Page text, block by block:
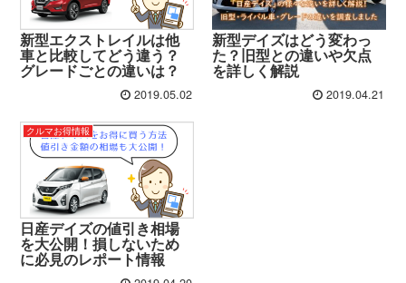
新型エクストレイルは他
車と比較してどう違う？
グレードごとの違いは？
2019.05.02
新型デイズはどう変わっ
た？旧型との違いや欠点
を詳しく解説
2019.04.21
クルマお得情報
日産デイズの値引き相場
を大公開！損しないため
に必見のレポート情報